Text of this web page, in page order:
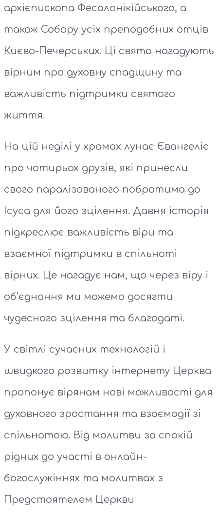
архієпископа Фесалонікійського, а
також Собору усіх преподобних отців
Києво-Печерських. Ці свята нагадують
вірним про духовну спадщину та
важливість підтримки святого
життя.
На цій неділі у храмах лунає Євангеліє
про чотирьох друзів, які принесли
свого паралізованого побратима до
Ісуса для його зцілення. Давня історія
підкреслює важливість віри та
взаємної підтримки в спільноті
вірних. Це нагадує нам, що через віру і
об’єднання ми можемо досягти
чудесного зцілення та благодаті.
У світлі сучасних технологій і
швидкого розвитку інтернету Церква
пропонує вірянам нові можливості для
духовного зростання та взаємодії зі
спільнотою. Від молитви за спокій
рідних до участі в онлайн-
богослужіннях та молитвах з
Предстоятелем Церкви